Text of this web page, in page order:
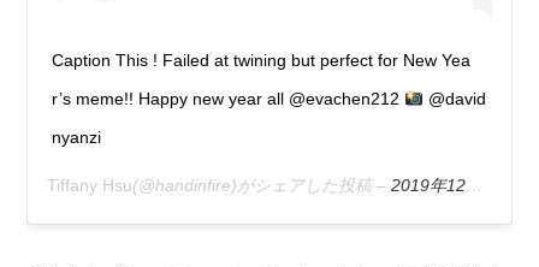
Caption This ! Failed at twining but perfect for New Yea
r’s meme!! Happy new year all @evachen212
@david
nyanzi
Tiffany Hsu(@handinfire)がシェアした投稿 –2019年12月月31日午前12時04分PST